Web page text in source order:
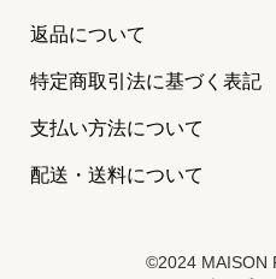
返品について
特定商取引法に基づく表記
支払い方法について
配送・送料について
©2024 MAISON